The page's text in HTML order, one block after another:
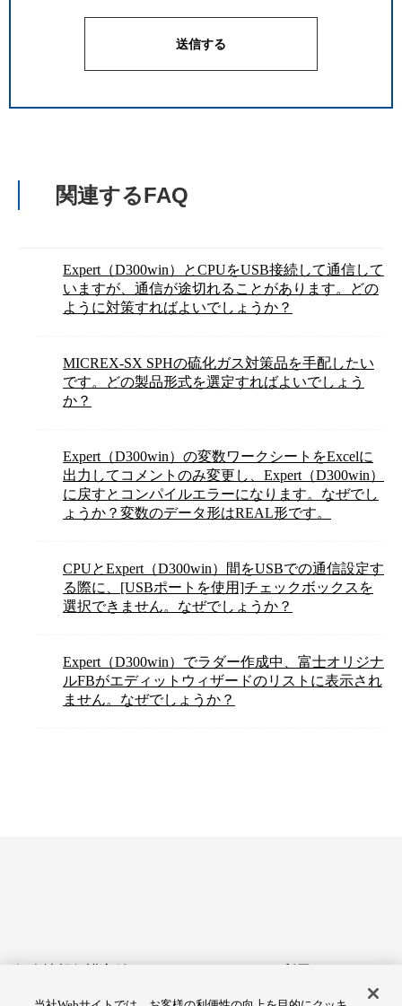
関連するFAQ
Expert（D300win）とCPUをUSB接続して通信して
いますが、通信が途切れることがあります。どの
ように対策すればよいでしょうか？
MICREX-SX SPHの硫化ガス対策品を手配したい
です。どの製品形式を選定すればよいでしょう
か？
Expert（D300win）の変数ワークシートをExcelに
出力してコメントのみ変更し、Expert（D300win）
に戻すとコンパイルエラーになります。なぜでし
ょうか？変数のデータ形はREAL形です。
CPUとExpert（D300win）間をUSBでの通信設定す
る際に、[USBポートを使用]チェックボックスを
選択できません。なぜでしょうか？
Expert（D300win）でラダー作成中、富士オリジナ
ルFBがエディットウィザードのリストに表示され
ません。なぜでしょうか？